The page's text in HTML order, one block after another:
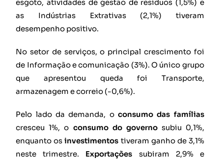
esgoto, atividades de gestão de resíduos (1,5%) e
as Indústrias Extrativas (2,1%) tiveram
desempenho positivo.
No setor de serviços, o principal crescimento foi
de Informação e comunicação (3%). O único grupo
que apresentou queda foi Transporte,
armazenagem e correio (-0,6%).
Pelo lado da demanda, o consumo das famílias
cresceu 1%, o consumo do governosubiu 0,1%,
enquanto osinvestimentos tiveram ganho de 3,1%
neste trimestre. Exportações subiram 2,9% e